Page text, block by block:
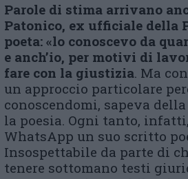
Parole di stima arrivano
Patonico, ex ufficiale della
poeta: «lo conoscevo da
e anch’io, per motivi di
fare con la giustizia. Ma
un approccio particolare
conoscendomi, sapeva
la poesia. Ogni tanto,
WhatsApp un suo scritto
Insospettabile da parte di
tenere sottomano testi